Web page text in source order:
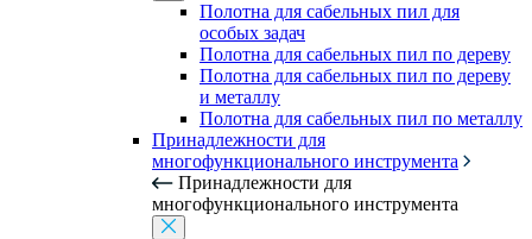
Полотна для сабельных пил для
особых задач
Полотна для сабельных пил по дереву
Полотна для сабельных пил по дереву
и металлу
Полотна для сабельных пил по металлу
Принадлежности для
многофункционального инструмента
Принадлежности для
многофункционального инструмента